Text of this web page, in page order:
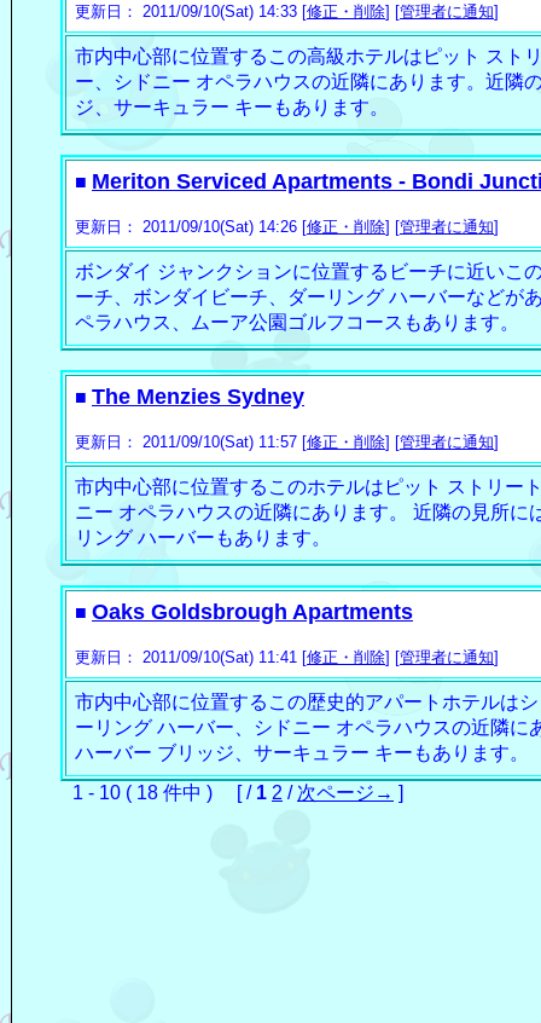
更新日： 2011/09/10(Sat) 14:33 [修正・削除] [管理者に通知]
市内中心部に位置するこの高級ホテルはピット スト
ー、シドニー オペラハウスの近隣にあります。近隣
ジ、サーキュラー キーもあります。
■ Meriton Serviced Apartments - Bondi
更新日： 2011/09/10(Sat) 14:26 [修正・削除] [管理者に通知]
ボンダイ ジャンクションに位置するビーチに近いこ
ーチ、ボンダイビーチ、ダーリング ハーバーなどが
ペラハウス、ムーア公園ゴルフコースもあります。
■ The Menzies Sydney
更新日： 2011/09/10(Sat) 11:57 [修正・削除] [管理者に通知]
市内中心部に位置するこのホテルはピット ストリー
ニー オペラハウスの近隣にあります。 近隣の見所に
リング ハーバーもあります。
■ Oaks Goldsbrough Apartments
更新日： 2011/09/10(Sat) 11:41 [修正・削除] [管理者に通知]
市内中心部に位置するこの歴史的アパートホテルは
ーリング ハーバー、シドニー オペラハウスの近隣に
ハーバー ブリッジ、サーキュラー キーもあります。
1 - 10 ( 18 件中 ) [ / 1 2 / 次ページ→ ]